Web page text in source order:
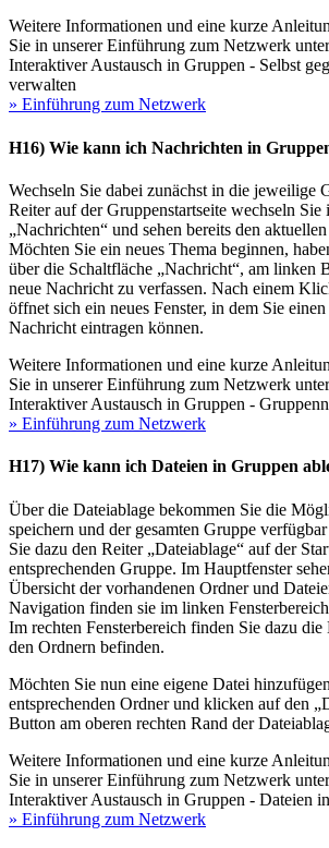
Weitere Informationen und eine kurze
Sie in unserer Einführung zum Netzwerk
Interaktiver Austausch in Gruppen - Selbst
verwalten
» Einführung zum Netzwerk
H16) Wie kann ich Nachrichten in
Wechseln Sie dabei zunächst in die jeweilige
Reiter auf der Gruppenstartseite wechseln Sie
„Nachrichten“ und sehen bereits den
Möchten Sie ein neues Thema beginnen,
über die Schaltfläche „Nachricht“, am linken
neue Nachricht zu verfassen. Nach einem
öffnet sich ein neues Fenster, in dem Sie
Nachricht eintragen können.
Weitere Informationen und eine kurze
Sie in unserer Einführung zum Netzwerk
Interaktiver Austausch in Gruppen -
» Einführung zum Netzwerk
H17) Wie kann ich Dateien in Gruppen
Über die Dateiablage bekommen Sie die
speichern und der gesamten Gruppe
Sie dazu den Reiter „Dateiablage“ auf der
entsprechenden Gruppe. Im Hauptfenster
Übersicht der vorhandenen Ordner und
Navigation finden sie im linken
Im rechten Fensterbereich finden Sie dazu
den Ordnern befinden.
Möchten Sie nun eine eigene Datei
entsprechenden Ordner und klicken auf den
Button am oberen rechten Rand der
Weitere Informationen und eine kurze
Sie in unserer Einführung zum Netzwerk
Interaktiver Austausch in Gruppen - Dateien
» Einführung zum Netzwerk